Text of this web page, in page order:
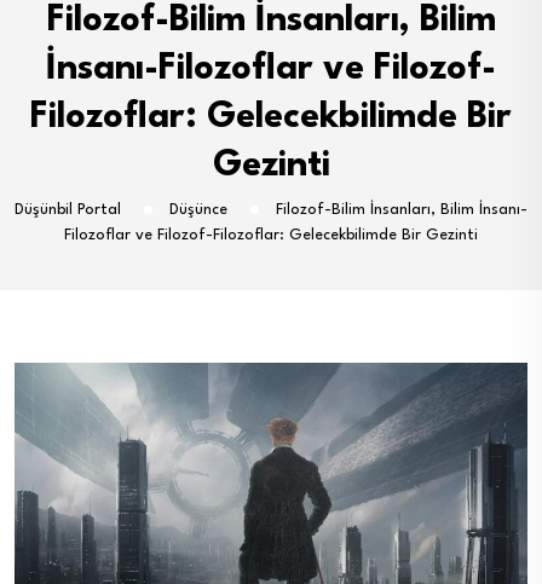
Filozof-Bilim İnsanları, Bilim
İnsanı-Filozoflar ve Filozof-
Filozoflar: Gelecekbilimde Bir
Gezinti
Düşünbil Portal Düşünce
Filozof-Bilim İnsanları, Bilim İnsanı-
Filozoflar ve Filozof-Filozoflar: Gelecekbilimde Bir Gezinti